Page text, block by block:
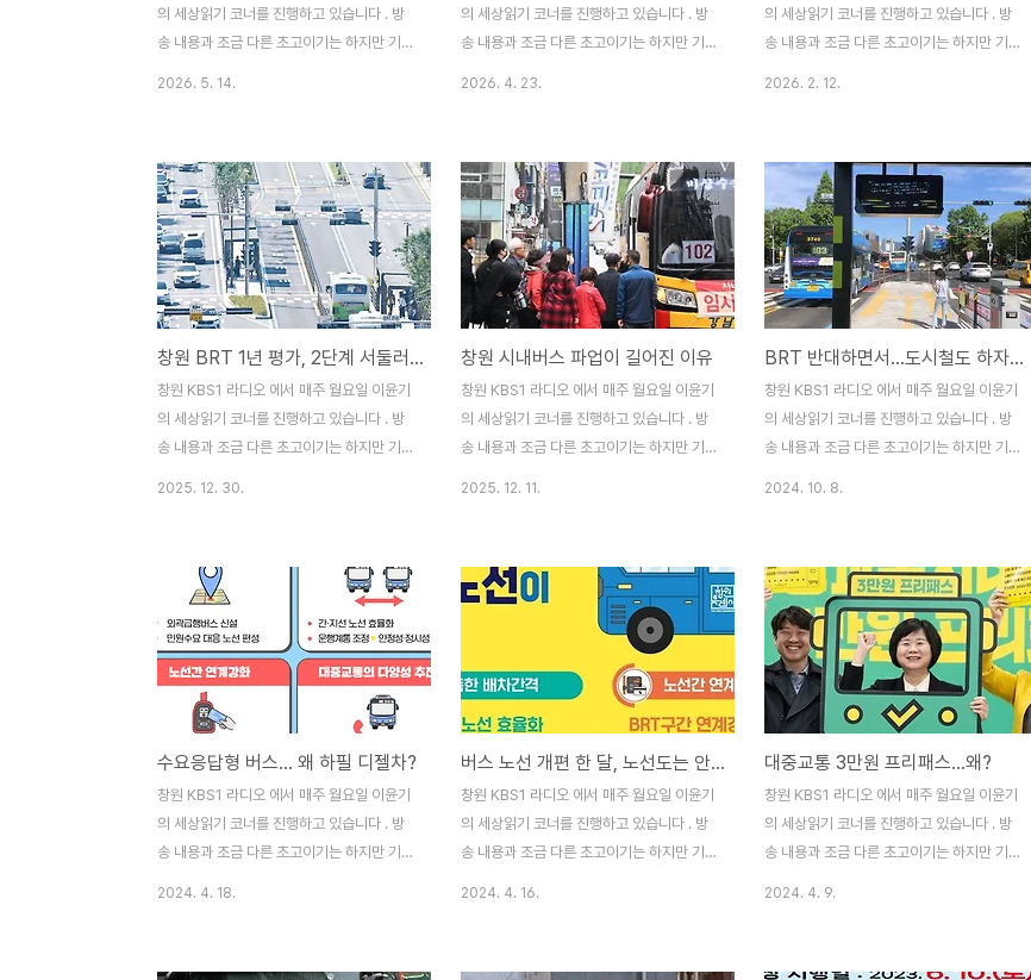
의 세상읽기 코너를 진행하고 있습니다 . 방
송 내용과 조금 다른 초고이기는 하지만 기록
9.1km) 구간은 2024년 5월에 개통(정식 개
통 12월 12일) 하였습니만, 2년이 지난 지금
까지 2단계 공사(도계광장-육호광장,
8.7km)는 착공 조차 못하고 있습니다. 오늘
은 6.3 지방선거를 앞두고 2년 가까이 표류
하고 있는 창원 BRT 2단계 공사에 대하여
함께 생각해보겠습니다. 국토부에 사업승인
을 받은 당초 계획대로라면 작년 연말까지 2
단계 공사가 마무리 되었어야 합니다만, 1단
계..
2026. 5. 14.
의 세상읽기 코너를 진행하고 있습니다 . 방
송 내용과 조금 다른 초고이기는 하지만 기록
시내버스준공영제를 진단하는 토론회가 열렸
습니다. 마침 창원시는 준공영제 시행 5년을
맞아 작년 12월부터 시내버스 준공영제 개선
방안 연구용역을 진행하고 있는데요. 오늘은
YMCA 시민논단에서 발표자와 시민들이 제
안했던 시내버스 준공영제 개선 방안에 관하
여 함께 생각해보겠습니다. 시민단체인
YMCA가 지난 1월에는 「창원시는 왜 가난한
가?」를 주제로 시민토론회를 개최하였습니
다. 당시 토론회에서 창원시 재..
2026. 4. 23.
의 세상읽기 코너를 진행하고 있습니다 . 방
송 내용과 조금 다른 초고이기는 하지만 기록
30% 가까이 급증하고 있습니다. 문제는 같
은 기간 전체 교통사고 발생률은 8.6%가 감
소하였는데, 고령자 교통사고만 증가하고 있
다는 것이구요. 특히 올해는 고령자 급발진
사고도 많았는데요. 오늘은 고령자 운전 면허
증 반납과 교통사막화 문제에 대하여 생각해
보겠습니다. 우리나라 전국 지방정부 243곳
중에서 220곳에서 운전면허를 반납하면 일
정 수준 보조금을 주는 고령자 운전면허 자진
반납제를 시..
2026. 2. 12.
창원 BRT 1년 평가, 2단계 서둘러야 한다
창원 KBS1 라디오 에서 매주 월요일 이윤기
의 세상읽기 코너를 진행하고 있습니다 . 방
송 내용과 조금 다른 초고이기는 하지만 기록
정사거리까지 9.3km 구간 공사를 마치고 시
범 운행을 시작해서 13개월이 조금 지났는데
요. 오늘은 창원 S-BRT 도입 1년을 평가하
고 향후 과제에 대하여 함께 생각해보겠습니
다. 2024년 연초에 본격적인 BRT 공사가
시작되면서 많은 민원이 쏟아졌던 것 다들 기
억하실텐데요. 다행히 지금은 민원도 줄어들
고 사고도 줄어들고 있는 것 같습니다. 객관
적인 지표를 보면 교통사고가 줄어들었고
BRT ..
2025. 12. 30.
창원 시내버스 파업이 길어진 이유
창원 KBS1 라디오 에서 매주 월요일 이윤기
의 세상읽기 코너를 진행하고 있습니다 . 방
송 내용과 조금 다른 초고이기는 하지만 기록
날짜에 파업을 시작하기로 하였습니다만, 다
른 지역은 모두 파업이 중단되었는데 창원에
서만 장기간 파업이 지속되고 있습니다. 교통
약자인 청소년과 고령자 그리고 서민들이 주
로 이용하는 시내버스 파업이 6일째를 이어
가는 것은 창원에서는 처음 벌어지는 장기파
업이고 전국적으로도 유례를 찾기 힘든 일인
데요. 오늘은 창원에서만 시내버스 파업이 길
어지고 있는 이유에 대하여 함께 생각해 보겠
습니다. 창원..
2025. 12. 11.
BRT 반대하면서...도시철도 하자고?
창원 KBS1 라디오 에서 매주 월요일 이윤기
의 세상읽기 코너를 진행하고 있습니다 . 방
송 내용과 조금 다른 초고이기는 하지만 기록
니 마침내 총선을 앞두고 국민의힘 소속 창원
시 5개 선거구 국회의원 후보들은 BRT 2단
계 사업 재검토를 공약으로 내세웠으며, 1단
계 사업을 전면 철거하는 방안도 검토하겠다
고 밝혔습니다. 오늘은 승용차 타는 시민들로
부터 시작되어 총선을 앞둔 여·야 정치인
에 의하여 동네북 신세가 된 2단계 BRT사
업 취소와 1단계 사업 전면 철거가 과연 바람
직한 일인지 함께 생각해보겠습니다. 현재 논
란이 되고 있는 ..
2024. 10. 8.
수요응답형 버스... 왜 하필 디젤차?
창원 KBS1 라디오 에서 매주 월요일 이윤기
의 세상읽기 코너를 진행하고 있습니다 . 방
송 내용과 조금 다른 초고이기는 하지만 기록
2024. 4. 18.
버스 노선 개편 한 달, 노선도는 안 바꿔?
창원 KBS1 라디오 에서 매주 월요일 이윤기
의 세상읽기 코너를 진행하고 있습니다 . 방
송 내용과 조금 다른 초고이기는 하지만 기록
2024. 4. 16.
대중교통 3만원 프리패스...왜?
창원 KBS1 라디오 에서 매주 월요일 이윤기
의 세상읽기 코너를 진행하고 있습니다 . 방
송 내용과 조금 다른 초고이기는 하지만 기록
2024. 4. 9.